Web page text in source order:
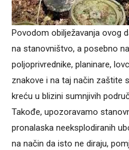
Povodom obilježavanja ovog
na stanovništvo, a posebno
poljoprivrednike, planinare,
znakove i na taj način zaštite
kreću u blizini sumnjivih
Takođe, upozoravamo
pronalaska neeksplodiranih
na način da isto ne diraju,